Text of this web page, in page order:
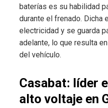
baterías es su habilidad
durante el frenado. Dicha
electricidad y se guarda
adelante, lo que resulta
del vehículo.
Casabat: líder
alto voltaje en